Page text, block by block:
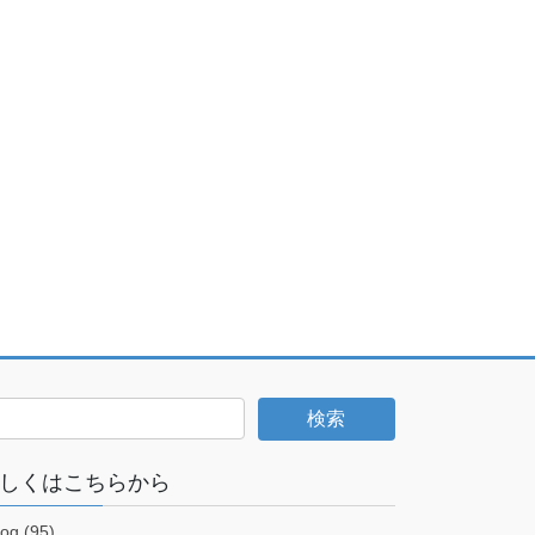
くはこちらから
(95)